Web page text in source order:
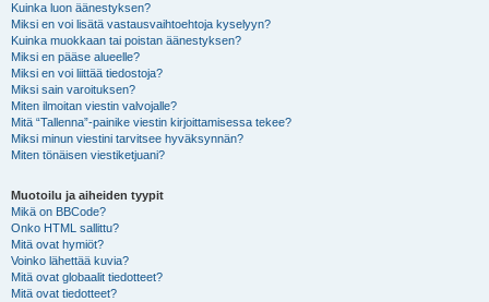
Kuinka luon äänestyksen?
Miksi en voi lisätä vastausvaihtoehtoja kyselyyn?
Kuinka muokkaan tai poistan äänestyksen?
Miksi en pääse alueelle?
Miksi en voi liittää tiedostoja?
Miksi sain varoituksen?
Miten ilmoitan viestin valvojalle?
Mitä “Tallenna”-painike viestin kirjoittamisessa tekee?
Miksi minun viestini tarvitsee hyväksynnän?
Miten tönäisen viestiketjuani?
Muotoilu ja aiheiden tyypit
Mikä on BBCode?
Onko HTML sallittu?
Mitä ovat hymiöt?
Voinko lähettää kuvia?
Mitä ovat globaalit tiedotteet?
Mitä ovat tiedotteet?